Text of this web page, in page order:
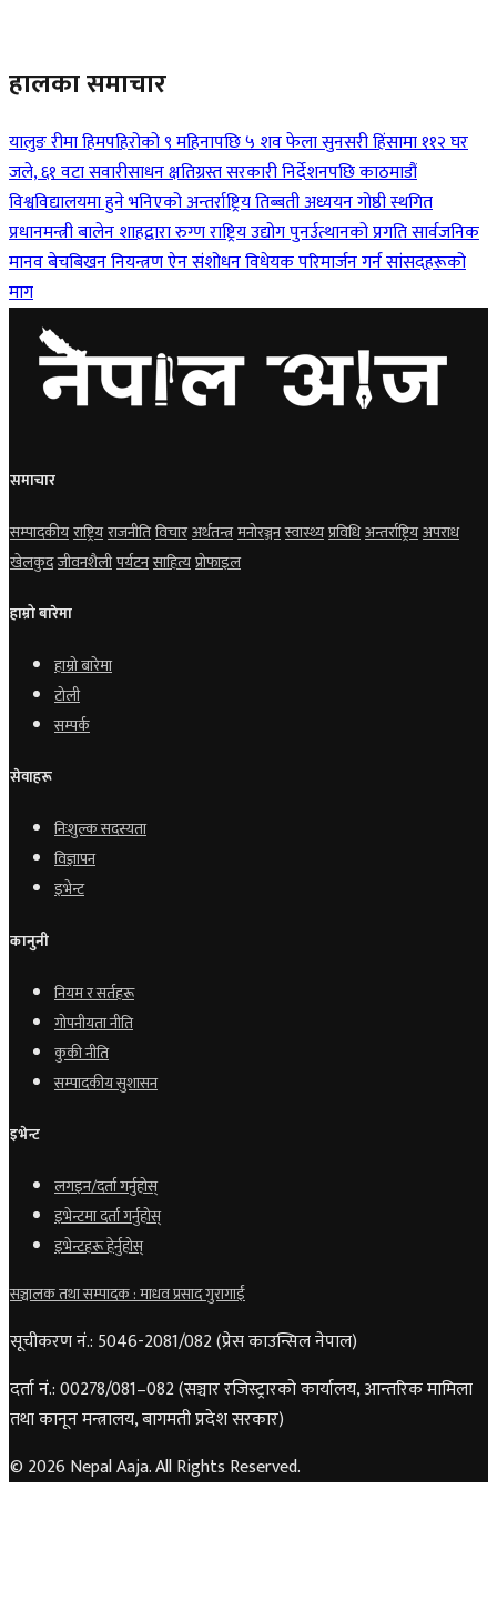
हालका समाचार
यालुङ रीमा हिमपहिरोको ९ महिनापछि ५ शव फेलासुनसरी हिंसामा ११२ घर
जले, ६१ वटा सवारीसाधन क्षतिग्रस्तसरकारी निर्देशनपछि काठमाडौं
विश्वविद्यालयमा हुने भनिएको अन्तर्राष्ट्रिय तिब्बती अध्ययन गोष्ठी स्थगित
प्रधानमन्त्री बालेन शाहद्वारा रुग्ण राष्ट्रिय उद्योग पुनर्उत्थानको प्रगति सार्वजनिक
मानव बेचबिखन नियन्त्रण ऐन संशोधन विधेयक परिमार्जन गर्न सांसदहरूको
माग
समाचार
सम्पादकीयराष्ट्रियराजनीतिविचारअर्थतन्त्रमनोरञ्जनस्वास्थ्यप्रविधिअन्तर्राष्ट्रियअपराध
खेलकुदजीवनशैलीपर्यटनसाहित्यप्रोफाइल
हाम्रो बारेमा
हाम्रो बारेमा
टोली
सम्पर्क
सेवाहरू
निःशुल्क सदस्यता
विज्ञापन
इभेन्ट
कानुनी
नियम र सर्तहरू
गोपनीयता नीति
कुकी नीति
सम्पादकीय सुशासन
इभेन्ट
लगइन/दर्ता गर्नुहोस्
इभेन्टमा दर्ता गर्नुहोस्
इभेन्टहरू हेर्नुहोस्
सञ्चालक तथा सम्पादक : माधव प्रसाद गुरागाईं
सूचीकरण नं.: 5046-2081/082 (प्रेस काउन्सिल नेपाल)
दर्ता नं.: 00278/081–082 (सञ्चार रजिस्ट्रारको कार्यालय, आन्तरिक मामिला
तथा कानून मन्त्रालय, बागमती प्रदेश सरकार)
© 2026 Nepal Aaja. All Rights Reserved.